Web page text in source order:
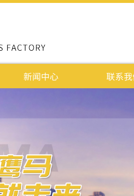
新闻中心 联系